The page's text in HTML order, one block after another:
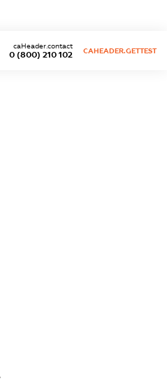
0 (800) 210 102
caHeader.contact
CAHEADER.GETTEST